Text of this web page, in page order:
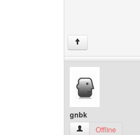
↑
gnbk
gnbk Benutzer-
Offline